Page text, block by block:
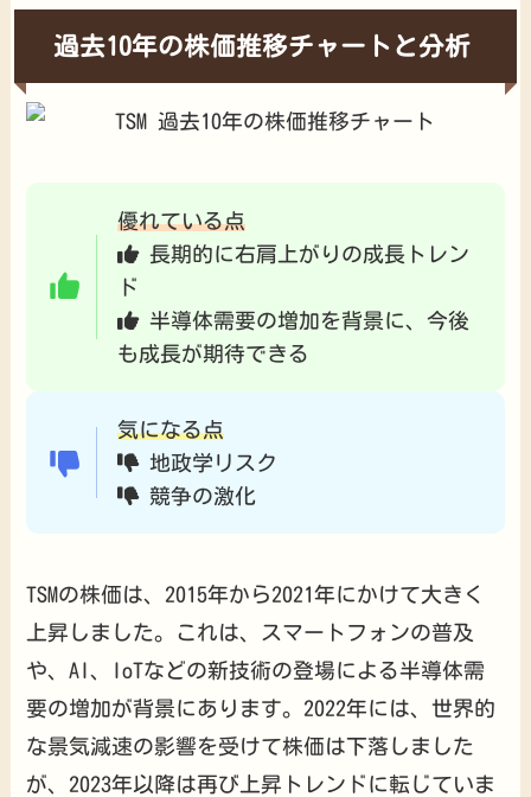
過去10年の株価推移チャートと分析
優れている点
長期的に右肩上がりの成長トレン
ド
半導体需要の増加を背景に、今後
も成長が期待できる
気になる点
地政学リスク
競争の激化
TSMの株価は、2015年から2021年にかけて大きく
上昇しました。これは、スマートフォンの普及
や、AI、IoTなどの新技術の登場による半導体需
要の増加が背景にあります。2022年には、世界的
な景気減速の影響を受けて株価は下落しました
が、2023年以降は再び上昇トレンドに転じていま